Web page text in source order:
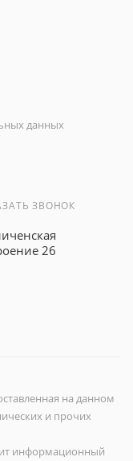
данных
ЗВОНОК
26
на данном
и прочих
информационный